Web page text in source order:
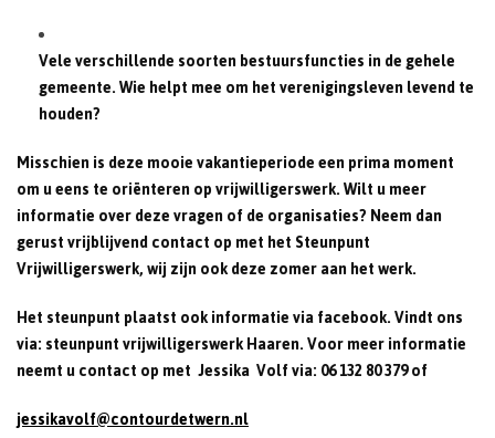
Vele verschillende soorten bestuursfuncties in de gehele
gemeente. Wie helpt mee om het verenigingsleven levend te
houden?
Misschien is deze mooie vakantieperiode een prima moment
om u eens te oriënteren op vrijwilligerswerk. Wilt u meer
informatie over deze vragen of de organisaties? Neem dan
gerust vrijblijvend contact op met het Steunpunt
Vrijwilligerswerk, wij zijn ook deze zomer aan het werk.
Het steunpunt plaatst ook informatie via facebook. Vindt ons
via: steunpunt vrijwilligerswerk Haaren. Voor meer informatie
neemt u contact op met Jessika Volf via: 06 132 80 379 of
jessikavolf@contourdetwern.nl